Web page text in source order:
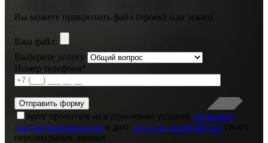
Вы можете прикрепить файл (проект или эскиз)
Ваш файл:
Выберите услугу
Номер телефона*
agree прочитал(-а) и принимаю условия политики
конфиденциальности и даю согласие на обработку
персональных данных